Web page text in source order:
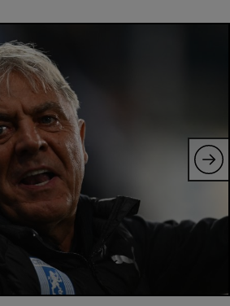
cont